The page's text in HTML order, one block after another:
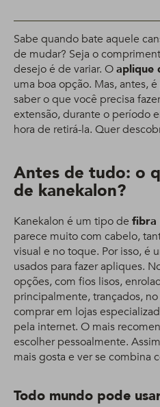
Sabe quando bate aquele
de mudar? Seja o
desejo é de variar. Oaplique
uma boa opção. Mas, antes,
saber o que você precisa
extensão, durante o período
hora de retirá-la. Quer
Antes de tudo: o
de kanekalon?
Kanekalon é um tipo de fibra
parece muito com cabelo,
visual e no toque. Por isso, é
usados para fazer apliques.
opções, com fios lisos,
principalmente, trançados,
comprar em lojas
pela internet. O mais
escolher pessoalmente.
mais gosta e ver se combina
Todo mundo pode